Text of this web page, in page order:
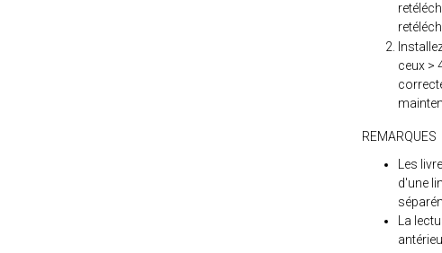
ceux >
REMARQUES
Les
d'une
La